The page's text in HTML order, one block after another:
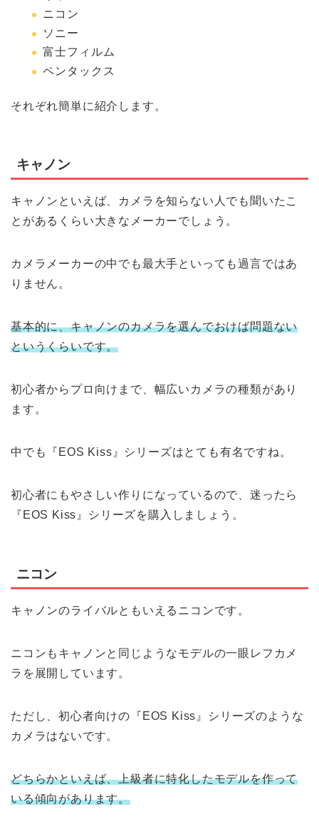
ニコン
ソニー
富士フィルム
ペンタックス
それぞれ簡単に紹介します。
キャノン
キャノンといえば、カメラを知らない人でも聞いたこ
とがあるくらい大きなメーカーでしょう。
カメラメーカーの中でも最大手といっても過言ではあ
りません。
基本的に、キャノンのカメラを選んでおけば問題ない
というくらいです。
初心者からプロ向けまで、幅広いカメラの種類があり
ます。
中でも『EOS Kiss』シリーズはとても有名ですね。
初心者にもやさしい作りになっているので、迷ったら
『EOS Kiss』シリーズを購入しましょう。
ニコン
キャノンのライバルともいえるニコンです。
ニコンもキャノンと同じようなモデルの一眼レフカメ
ラを展開しています。
ただし、初心者向けの『EOS Kiss』シリーズのような
カメラはないです。
どちらかといえば、上級者に特化したモデルを作って
いる傾向があります。